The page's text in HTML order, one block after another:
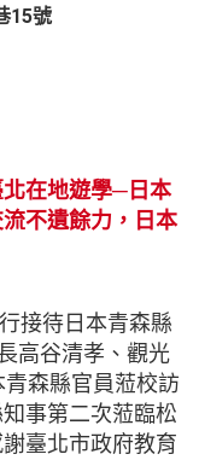
15號
北在地遊學─日本
不遺餘力，日本
接待日本青森縣
高谷清孝、觀光
森縣官員蒞校訪
事第二次蒞臨松
臺北市政府教育